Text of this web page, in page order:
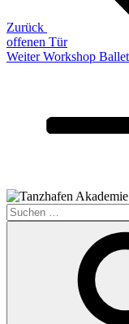
Zurück
offenen Tür
Nächster
Weiter Workshop
Suche
nach: